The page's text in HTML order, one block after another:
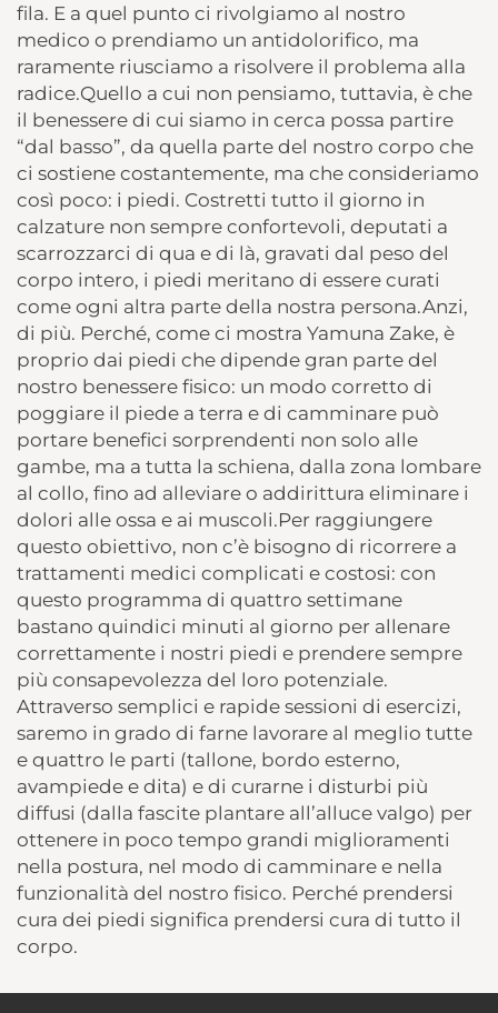
fila. E a quel punto ci rivolgiamo al nostro
medico o prendiamo un antidolorifico, ma
raramente riusciamo a risolvere il problema alla
radice.Quello a cui non pensiamo, tuttavia, è che
il benessere di cui siamo in cerca possa partire
“dal basso”, da quella parte del nostro corpo che
ci sostiene costantemente, ma che consideriamo
così poco: i piedi. Costretti tutto il giorno in
calzature non sempre confortevoli, deputati a
scarrozzarci di qua e di là, gravati dal peso del
corpo intero, i piedi meritano di essere curati
come ogni altra parte della nostra persona.Anzi,
di più. Perché, come ci mostra Yamuna Zake, è
proprio dai piedi che dipende gran parte del
nostro benessere fisico: un modo corretto di
poggiare il piede a terra e di camminare può
portare benefici sorprendenti non solo alle
gambe, ma a tutta la schiena, dalla zona lombare
al collo, fino ad alleviare o addirittura eliminare i
dolori alle ossa e ai muscoli.Per raggiungere
questo obiettivo, non c’è bisogno di ricorrere a
trattamenti medici complicati e costosi: con
questo programma di quattro settimane
bastano quindici minuti al giorno per allenare
correttamente i nostri piedi e prendere sempre
più consapevolezza del loro potenziale.
Attraverso semplici e rapide sessioni di esercizi,
saremo in grado di farne lavorare al meglio tutte
e quattro le parti (tallone, bordo esterno,
avampiede e dita) e di curarne i disturbi più
diffusi (dalla fascite plantare all’alluce valgo) per
ottenere in poco tempo grandi miglioramenti
nella postura, nel modo di camminare e nella
funzionalità del nostro fisico. Perché prendersi
cura dei piedi significa prendersi cura di tutto il
corpo.